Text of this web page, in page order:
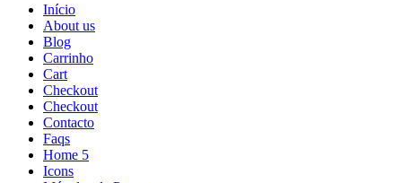
Início
About us
Blog
Carrinho
Cart
Checkout
Checkout
Contacto
Faqs
Home 5
Icons